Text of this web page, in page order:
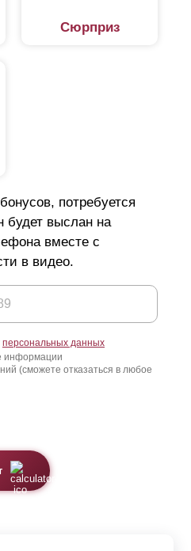
Сюрприз
потребуется
будет выслан на
вместе с
в видео.
персональных данных
информации
(сможете отказаться в любое